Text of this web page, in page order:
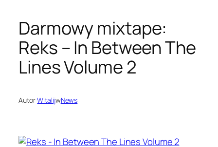
Darmowy mixtape:
Reks – In Between The
Lines Volume 2
Autor:WitalijwNews